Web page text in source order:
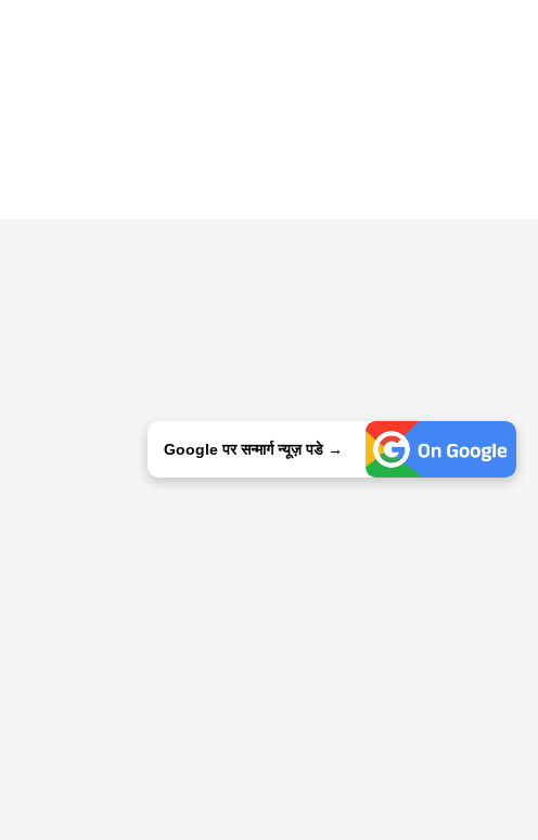
Google पर सन्मार्ग न्यूज़ पडे →